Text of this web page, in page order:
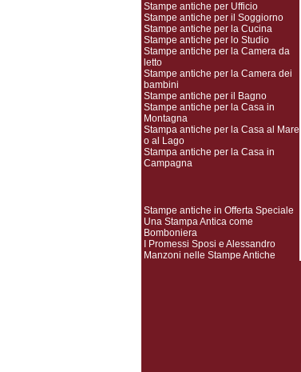
Stampe antiche per Ufficio
Stampe antiche per il Soggiorno
Stampe antiche per la Cucina
Stampe antiche per lo Studio
Stampe antiche per la Camera da
letto
Stampe antiche per la Camera dei
bambini
Stampe antiche per il Bagno
Stampe antiche per la Casa in
Montagna
Stampa antiche per la Casa al Mare
o al Lago
Stampa antiche per la Casa in
Campagna
Stampe antiche in Offerta Speciale
Una Stampa Antica come
Bomboniera
I Promessi Sposi e Alessandro
Manzoni nelle Stampe Antiche